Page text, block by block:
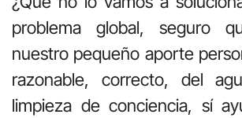
problema global, seguro
nuestro pequeño aporte
razonable, correcto, del
limpieza de conciencia, sí